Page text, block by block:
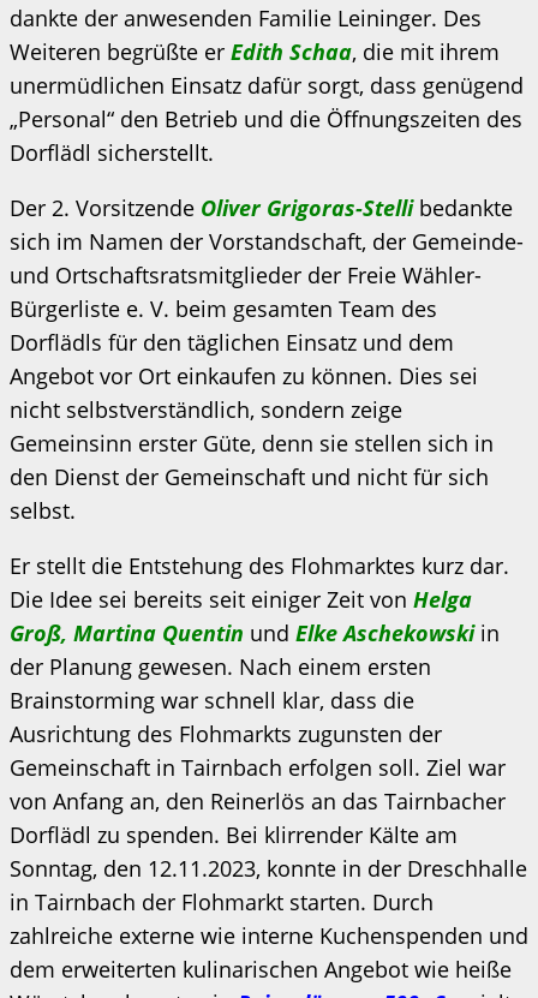
dankte der anwesenden Familie Leininger. Des
Weiteren begrüßte er Edith Schaa, die mit ihrem
unermüdlichen Einsatz dafür sorgt, dass genügend
„Personal“ den Betrieb und die Öffnungszeiten des
Dorflädl sicherstellt.
Der 2. Vorsitzende Oliver Grigoras-Stelli bedankte
sich im Namen der Vorstandschaft, der Gemeinde-
und Ortschaftsratsmitglieder der Freie Wähler-
Bürgerliste e. V. beim gesamten Team des
Dorflädls für den täglichen Einsatz und dem
Angebot vor Ort einkaufen zu können. Dies sei
nicht selbstverständlich, sondern zeige
Gemeinsinn erster Güte, denn sie stellen sich in
den Dienst der Gemeinschaft und nicht für sich
selbst.
Er stellt die Entstehung des Flohmarktes kurz dar.
Die Idee sei bereits seit einiger Zeit von Helga
Groß, Martina Quentin und Elke Aschekowskiin
der Planung gewesen. Nach einem ersten
Brainstorming war schnell klar, dass die
Ausrichtung des Flohmarkts zugunsten der
Gemeinschaft in Tairnbach erfolgen soll. Ziel war
von Anfang an, den Reinerlös an das Tairnbacher
Dorflädl zu spenden. Bei klirrender Kälte am
Sonntag, den 12.11.2023, konnte in der Dreschhalle
in Tairnbach der Flohmarkt starten. Durch
zahlreiche externe wie interne Kuchenspenden und
dem erweiterten kulinarischen Angebot wie heiße